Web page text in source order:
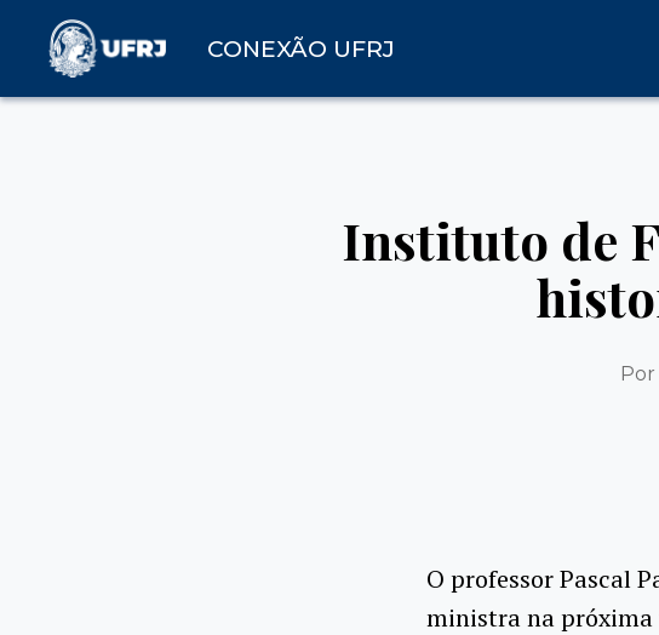
CONEXÃO UFRJ
Instituto de
Por
O professor Pascal
ministra na próxima